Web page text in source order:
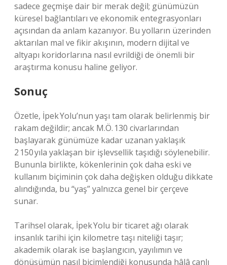
sadece geçmişe dair bir merak değil; günümüzün
küresel bağlantıları ve ekonomik entegrasyonları
açısından da anlam kazanıyor. Bu yolların üzerinden
aktarılan mal ve fikir akışının, modern dijital ve
altyapı koridorlarına nasıl evrildiği de önemli bir
araştırma konusu haline geliyor.
Sonuç
Özetle, İpek Yolu’nun yaşı tam olarak belirlenmiş bir
rakam değildir; ancak M.Ö. 130 civarlarından
başlayarak günümüze kadar uzanan yaklaşık
2 150 yıla yaklaşan bir işlevsellik taşıdığı söylenebilir.
Bununla birlikte, kökenlerinin çok daha eski ve
kullanım biçiminin çok daha değişken olduğu dikkate
alındığında, bu “yaş” yalnızca genel bir çerçeve
sunar.
Tarihsel olarak, İpek Yolu bir ticaret ağı olarak
insanlık tarihi için kilometre taşı niteliği taşır;
akademik olarak ise başlangıcın, yayılımın ve
dönüşümün nasıl biçimlendiği konusunda hâlâ canlı